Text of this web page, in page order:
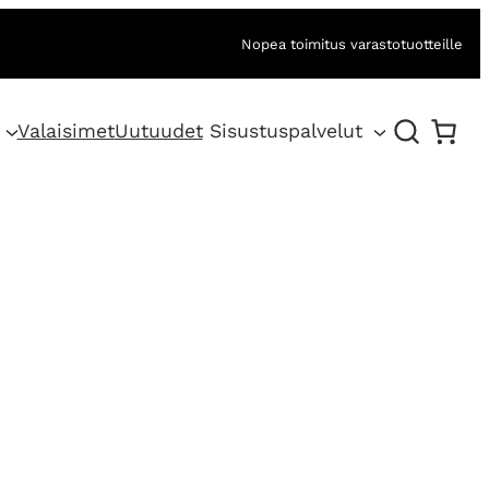
Nopea toimitus varastotuotteille
ValaisimetUutuudet Sisustuspalvelut